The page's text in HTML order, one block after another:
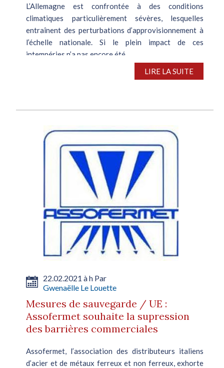
L’Allemagne est confrontée à des conditions
climatiques particulièrement sévères, lesquelles
entraînent des perturbations d’approvisionnement à
l’échelle nationale. Si le plein impact de ces
intempéries n’a pas encore été...
LIRE LA SUITE
22.02.2021 à h Par
Gwenaëlle Le Louette
Mesures de sauvegarde / UE :
Assofermet souhaite la supression
des barrières commerciales
Assofermet, l’association des distributeurs italiens
d’acier et de métaux ferreux et non ferreux, exhorte